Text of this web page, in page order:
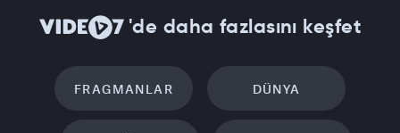
'de daha fazlasını keşfet
FRAGMANLAR DÜNYA